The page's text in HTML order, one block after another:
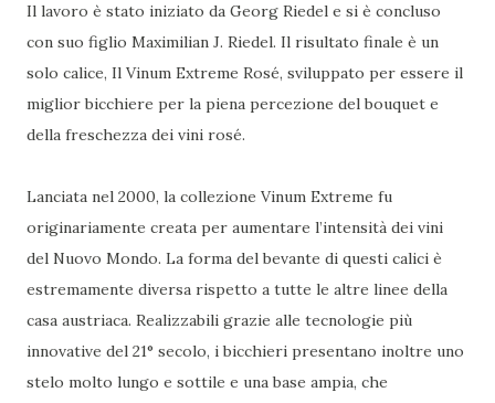
Il lavoro è stato iniziato da Georg Riedel e si è concluso
con suo figlio Maximilian J. Riedel. Il risultato finale è un
solo calice, Il Vinum Extreme Rosé, sviluppato per essere il
miglior bicchiere per la piena percezione del bouquet e
della freschezza dei vini rosé.
Lanciata nel 2000, la collezione Vinum Extreme fu
originariamente creata per aumentare l’intensità dei vini
del Nuovo Mondo. La forma del bevante di questi calici è
estremamente diversa rispetto a tutte le altre linee della
casa austriaca. Realizzabili grazie alle tecnologie più
innovative del 21° secolo, i bicchieri presentano inoltre uno
stelo molto lungo e sottile e una base ampia, che